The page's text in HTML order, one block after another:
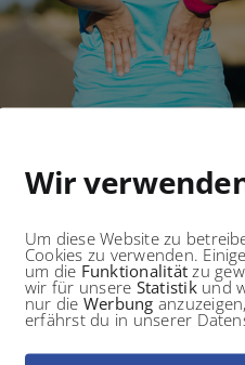
unseres Körpers, dafür
Wir
Um diese Website zu
Cookies zu verwenden.
um die Funktionalität zu
wir für unsere Statistikund
nur die Werbung
erfährst du in unserer